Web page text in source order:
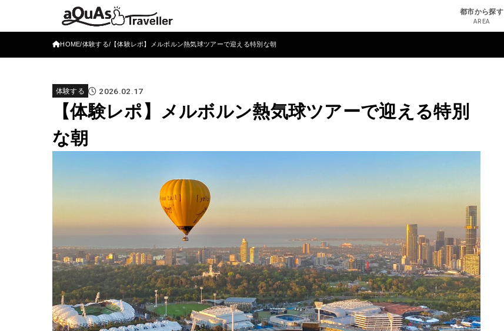
都市から探す
AREA
HOME 体験する 【体験レポ】メルボルン熱気球ツアーで迎える特別な朝
体験する 2026.02.17
【体験レポ】メルボルン熱気球ツアーで迎える特別
な朝